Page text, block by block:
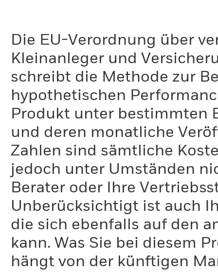
Die EU-Verordnung über
Kleinanleger und
schreibt die Methode zur
hypothetischen
Produkt unter bestimmten
und deren monatliche
Zahlen sind sämtliche
jedoch unter Umständen
Berater oder Ihre
Unberücksichtigt ist auch
die sich ebenfalls auf den
kann. Was Sie bei diesem
hängt von der künftigen